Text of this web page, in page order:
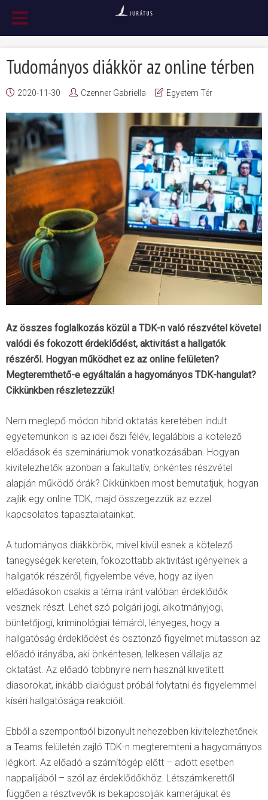
Tudományos diákkör az online térben
2020-11-30 Czenner Gabriella Egyetem Tér
Az összes foglalkozás közül a TDK-n való részvétel követel
valódi és fokozott érdeklődést, aktivitást a hallgatók
részéről. Hogyan működhet ez az online felületen?
Megteremthető-e egyáltalán a hagyományos TDK-hangulat?
Cikkünkben részletezzük!
Nem meglepő módon hibrid oktatás keretében indult
egyetemünkön is az idei őszi félév, legalábbis a kötelező
előadások és szemináriumok vonatkozásában. Hogyan
kivitelezhetők azonban a fakultatív, önkéntes részvétel
alapján működő órák? Cikkünkben most bemutatjuk, hogyan
zajlik egy online TDK, majd összegezzük az ezzel
kapcsolatos tapasztalatainkat.
A tudományos diákkörök, mivel kívül esnek a kötelező
tanegységek keretein, fokozottabb aktivitást igényelnek a
hallgatók részéről, figyelembe véve, hogy az ilyen
előadásokon csakis a téma iránt valóban érdeklődők
vesznek részt. Lehet szó polgári jogi, alkotmányjogi,
büntetőjogi, kriminológiai témáról, lényeges, hogy a
hallgatóság érdeklődést és ösztönző figyelmet mutasson az
előadó irányába, aki önkéntesen, lelkesen vállalja az
oktatást. Az előadó többnyire nem használ kivetített
diasorokat, inkább dialógust próbál folytatni és figyelemmel
kíséri hallgatósága reakcióit.
Ebből a szempontból bizonyult nehezebben kivitelezhetőnek
a Teams felületén zajló TDK-n megteremteni a hagyományos
légkört. Az előadó a számítógép előtt – adott esetben
nappalijából – szól az érdeklődőkhöz. Létszámkerettől
függően a résztvevők is bekapcsolják kamerájukat és